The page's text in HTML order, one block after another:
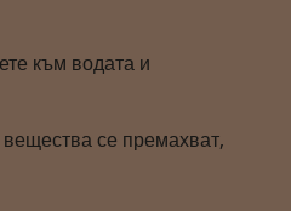
към водата и
се премахват,